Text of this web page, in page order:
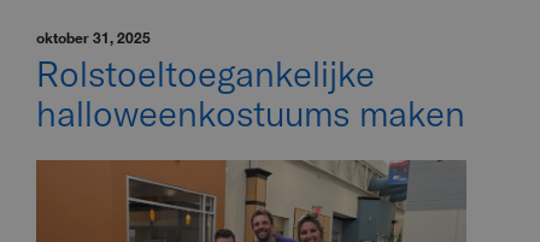
oktober 31, 2025
Rolstoeltoegankelijke
halloweenkostuums maken